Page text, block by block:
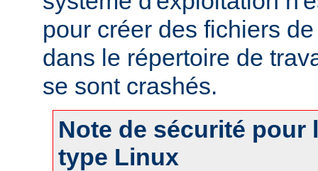
pour créer des fichiers
dans le répertoire de
se sont crashés.
Note de sécurité pour
type Linux